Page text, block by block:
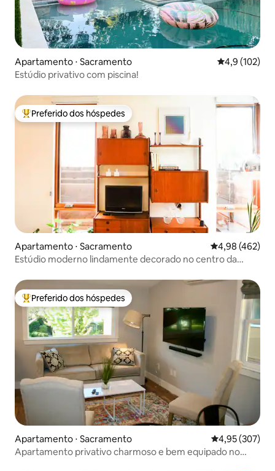
Apartamento ⋅ Sacramento 4,9 de uma
4,9 (102)
Estúdio privativo com piscina!
Entre os melhores preferidos dos hóspedes
Preferido dos hóspedes
Apartamento ⋅ Sacramento 4,98 de uma
4,98 (462)
Estúdio moderno lindamente decorado no centro da
Entre os melhores preferidos dos hóspedes
Preferido dos hóspedes
Apartamento ⋅ Sacramento 4,95 de uma
4,95 (307)
Apartamento privativo charmoso e bem equipado no